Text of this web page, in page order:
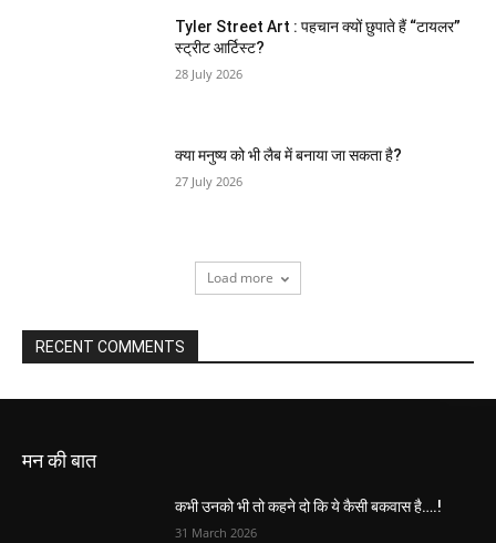
Tyler Street Art : पहचान क्यों छुपाते हैं “टायलर”
स्ट्रीट आर्टिस्ट?
28 July 2026
क्या मनुष्य को भी लैब में बनाया जा सकता है?
27 July 2026
Load more
RECENT COMMENTS
मन की बात
कभी उनको भी तो कहने दो कि ये कैसी बकवास है….!
31 March 2026